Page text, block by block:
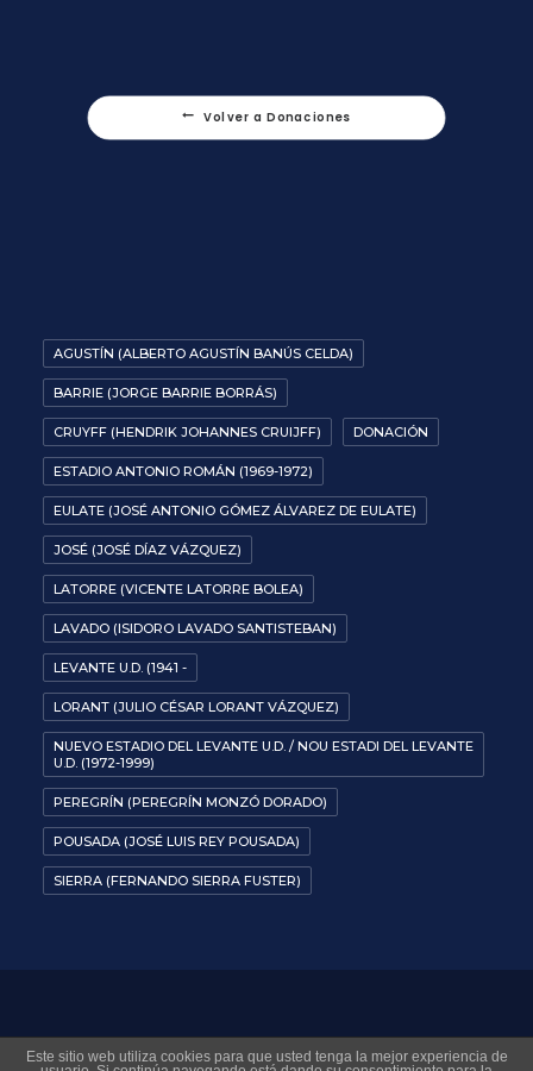
Volver a Donaciones
AGUSTÍN (ALBERTO AGUSTÍN BANÚS CELDA)
BARRIE (JORGE BARRIE BORRÁS)
CRUYFF (HENDRIK JOHANNES CRUIJFF) DONACIÓN
ESTADIO ANTONIO ROMÁN (1969-1972)
EULATE (JOSÉ ANTONIO GÓMEZ ÁLVAREZ DE EULATE)
JOSÉ (JOSÉ DÍAZ VÁZQUEZ)
LATORRE (VICENTE LATORRE BOLEA)
LAVADO (ISIDORO LAVADO SANTISTEBAN)
LEVANTE U.D. (1941 -
LORANT (JULIO CÉSAR LORANT VÁZQUEZ)
NUEVO ESTADIO DEL LEVANTE U.D. / NOU ESTADI DEL LEVANTE
U.D. (1972-1999)
PEREGRÍN (PEREGRÍN MONZÓ DORADO)
POUSADA (JOSÉ LUIS REY POUSADA)
SIERRA (FERNANDO SIERRA FUSTER)
© 2026 Museo Virtual Levante UD. All rights reserved
Este sitio web utiliza cookies para que usted tenga la mejor experiencia de